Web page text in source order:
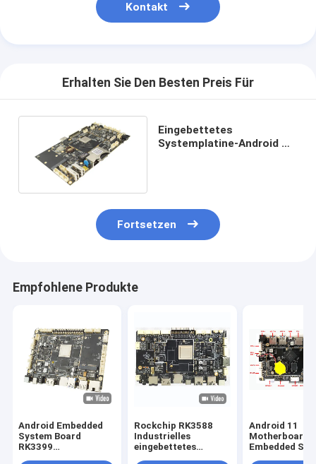
Kontakt
Erhalten Sie Den Besten Preis Für
Eingebettetes
Systemplatine-Android OS
Fortsetzen
Empfohlene Produkte
Android Embedded
System Board
RK3399
Rockchip RK3588
Industrielles
eingebettetes
Android 11
Motherboard
Embedded